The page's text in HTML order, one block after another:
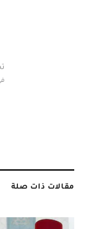
في 22/01/2021
مقالات ذات صلة